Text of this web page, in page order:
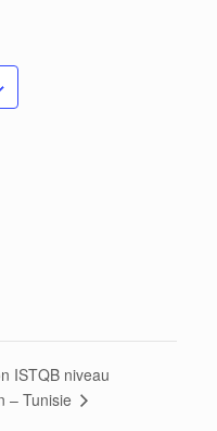
ISTQB niveau
– Tunisie